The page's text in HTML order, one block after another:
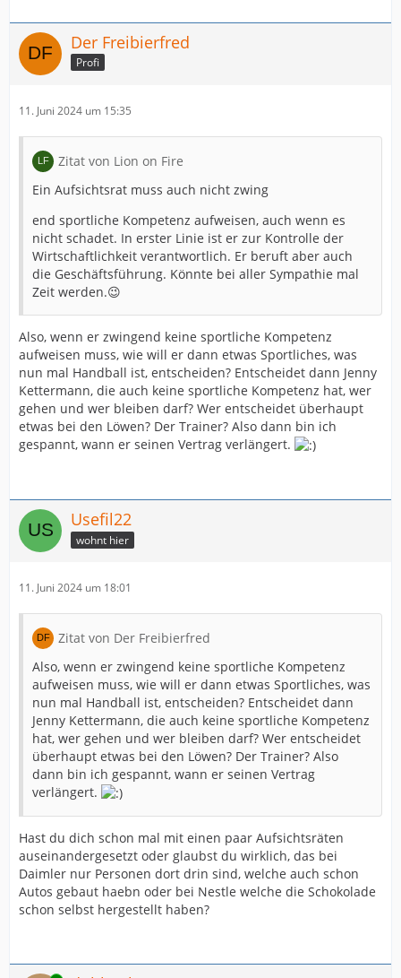
Der Freibierfred
Profi
11. Juni 2024 um 15:35
Zitat von Lion on Fire
Ein Aufsichtsrat muss auch nicht zwing
end sportliche Kompetenz aufweisen, auch wenn es
nicht schadet. In erster Linie ist er zur Kontrolle der
Wirtschaftlichkeit verantwortlich. Er beruft aber auch
die Geschäftsführung. Könnte bei aller Sympathie mal
Zeit werden.😉
Also, wenn er zwingend keine sportliche Kompetenz
aufweisen muss, wie will er dann etwas Sportliches, was
nun mal Handball ist, entscheiden? Entscheidet dann Jenny
Kettermann, die auch keine sportliche Kompetenz hat, wer
gehen und wer bleiben darf? Wer entscheidet überhaupt
etwas bei den Löwen? Der Trainer? Also dann bin ich
gespannt, wann er seinen Vertrag verlängert.
Usefil22
wohnt hier
11. Juni 2024 um 18:01
Zitat von Der Freibierfred
Also, wenn er zwingend keine sportliche Kompetenz
aufweisen muss, wie will er dann etwas Sportliches, was
nun mal Handball ist, entscheiden? Entscheidet dann
Jenny Kettermann, die auch keine sportliche Kompetenz
hat, wer gehen und wer bleiben darf? Wer entscheidet
überhaupt etwas bei den Löwen? Der Trainer? Also
dann bin ich gespannt, wann er seinen Vertrag
verlängert.
Hast du dich schon mal mit einen paar Aufsichtsräten
auseinandergesetzt oder glaubst du wirklich, das bei
Daimler nur Personen dort drin sind, welche auch schon
Autos gebaut haebn oder bei Nestle welche die Schokolade
schon selbst hergestellt haben?